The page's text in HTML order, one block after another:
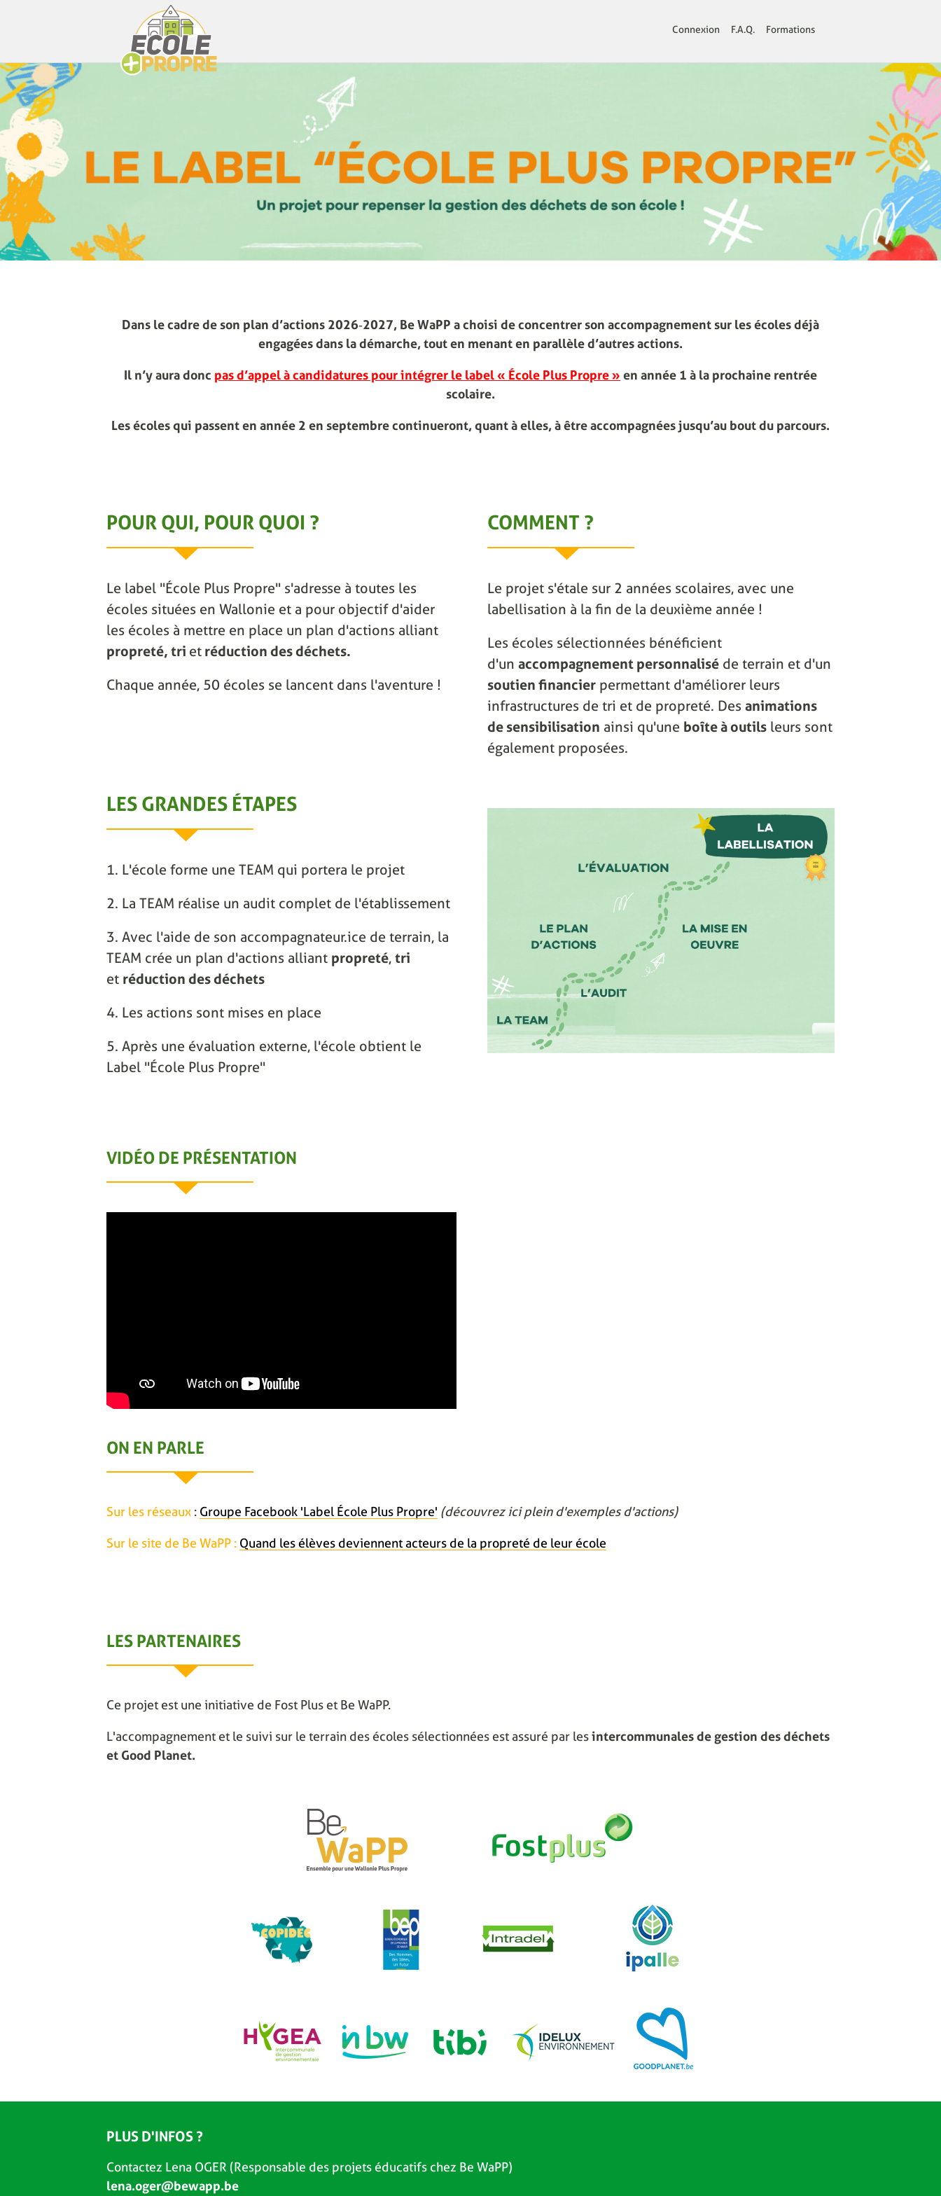
Connexion F.A.Q. Formations
Dans le cadre de son plan d’actions 2026‑2027, Be WaPP a choisi de concentrer son accompagnement sur les écoles déjà
engagées dans la démarche, tout en menant en parallèle d’autres actions.
Il n’y aura donc pas d’appel à candidatures pour intégrer le label « École Plus Propre » en année 1 à la prochaine rentrée
scolaire.
Les écoles qui passent en année 2 en septembre continueront, quant à elles, à être accompagnées jusqu’au bout du parcours.
POUR QUI, POUR QUOI ?
Le label "École Plus Propre" s'adresse à toutes les
écoles situées en Wallonie et a pour objectif d'aider
les écoles à mettre en place un plan d'actions alliant
propreté, tri et réduction des déchets.
Chaque année, 50 écoles se lancent dans l'aventure !
COMMENT ?
Le projet s'étale sur 2 années scolaires, avec une
labellisation à la fin de la deuxième année !
Les écoles sélectionnées bénéficient
d'un accompagnement personnalisé de terrain et d'un
soutien financier permettant d'améliorer leurs
infrastructures de tri et de propreté. Des animations
de sensibilisation ainsi qu'une boîte à outils leurs sont
également proposées.
LES GRANDES ÉTAPES
1. L'école forme une TEAM qui portera le projet
2. La TEAM réalise un audit complet de l'établissement
3. Avec l'aide de son accompagnateur.ice de terrain, la
TEAM crée un plan d'actions alliant propreté, tri
et réduction des déchets
4. Les actions sont mises en place
5. Après une évaluation externe, l'école obtient le
Label "École Plus Propre"
VIDÉO DE PRÉSENTATION
ON EN PARLE
Sur les réseaux : Groupe Facebook 'Label École Plus Propre' (découvrez ici plein d'exemples d'actions)
Sur le site de Be WaPP : Quand les élèves deviennent acteurs de la propreté de leur école
LES PARTENAIRES
Ce projet est une initiative de Fost Plus et Be WaPP.
L'accompagnement et le suivi sur le terrain des écoles sélectionnées est assuré par lesintercommunales de gestion des déchets
et Good Planet.
PLUS D'INFOS ?
Contactez Lena OGER (Responsable des projets éducatifs chez Be WaPP)
lena.oger@bewapp.be